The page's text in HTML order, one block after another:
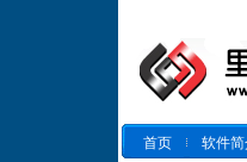
首页 软件